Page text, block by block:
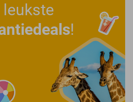
leukste
!